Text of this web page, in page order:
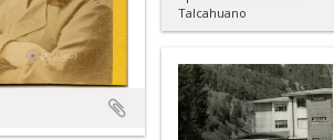
Talcahuano